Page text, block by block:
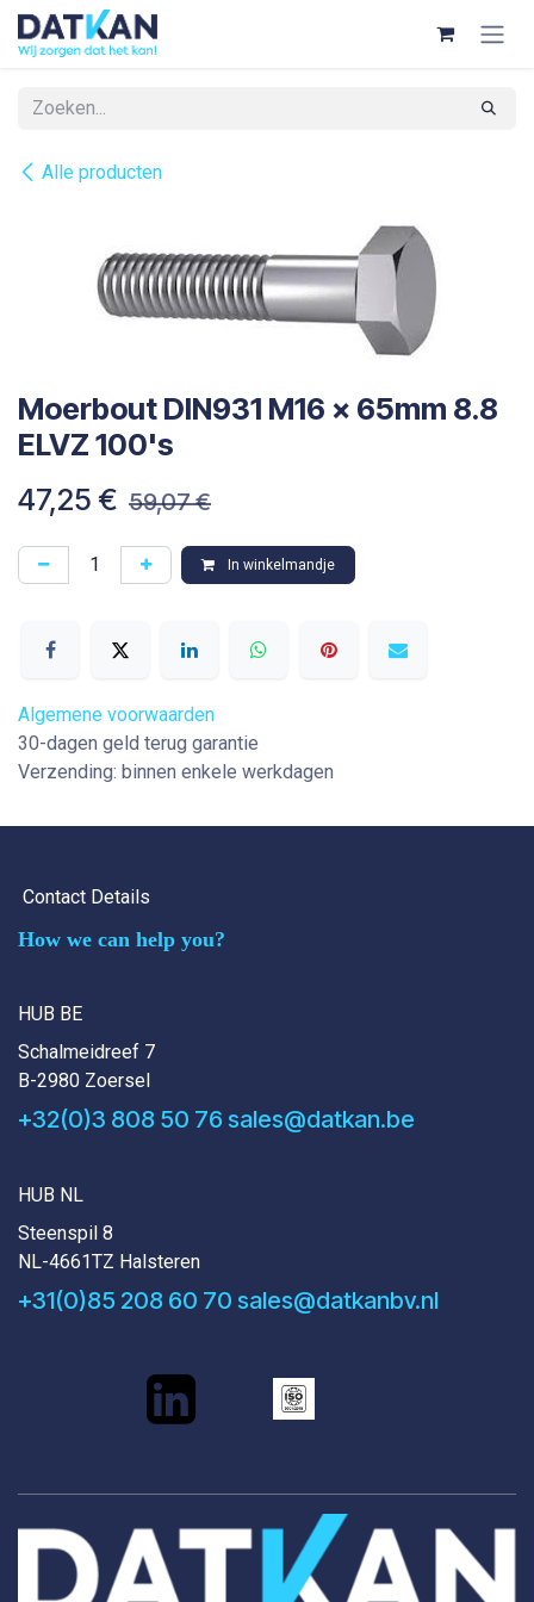
Overslaan naar inhoud
Alle producten
Moerbout DIN931 M16 x 65mm 8.8
ELVZ 100's
47,25 € 59,07€
In winkelmandje
Algemene voorwaarden
30-dagen geld terug garantie
Verzending: binnen enkele werkdagen
Contact Details
How we can help you?
HUB BE
Schalmeidreef 7
B-2980 Zoersel
+32(0)3 808 50 76 sales@datkan.be
HUB NL
Steenspil 8
NL-4661TZ Halsteren
+31(0)85 208 60 70 sales@datkanbv.nl